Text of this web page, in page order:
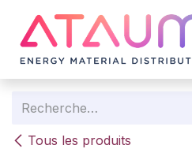
Tous les produits